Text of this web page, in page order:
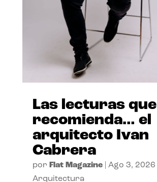
Las lecturas que
recomienda… el
arquitecto Ivan
Cabrera
por Flat Magazine| Ago 3, 2026
Arquitectura